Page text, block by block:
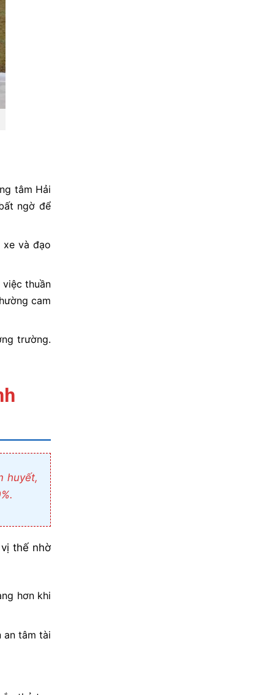
tâm Hải
ngờ để
và đạo
thuần
cam
trường.
huyết,
thế nhờ
hơn khi
an tâm tài